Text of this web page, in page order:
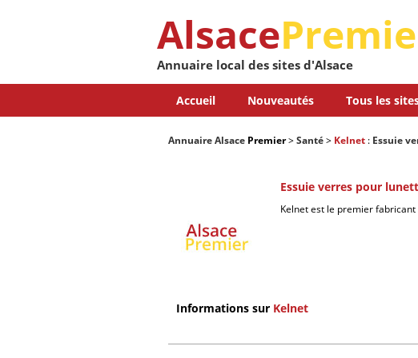
Alsace
Annuaire local des sites d'Alsace
Accueil Nouveautés Tous les
Annuaire Alsace Premier>Santé> Kelnet : Essuie
Essuie verres pour
Kelnet est le premier
Informations sur Kelnet